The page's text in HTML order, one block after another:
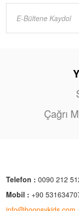
Çağrı
Telefon : 0090 212
Mobil : +90